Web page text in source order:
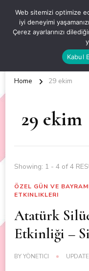
OKUL
EN YENİ VE ÖZGÜN
Home 29 ekim
29 ekim
Showing: 1 - 4 of 4
ÖZEL GÜN VE
ETKINLIKLERI
Atatürk
Etkinliği –
BYYÖNETICI
Web sitemizi optimize
iyi deneyimi
Çerez ayarlarınızı
Kabul